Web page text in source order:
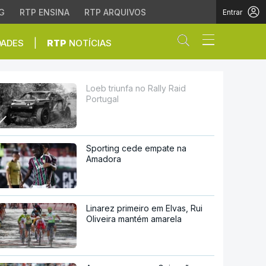
RTP ENSINA RTP ARQUIVOS Entrar
RTP NOTÍCIAS Abrir campo
Loeb triunfa no Rally Raid
Portugal
Sporting cede empate na
Amadora
Linarez primeiro em Elvas, Rui
Oliveira mantém amarela